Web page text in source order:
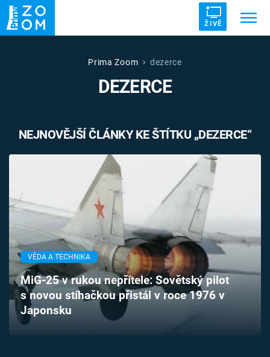
ŽIVĚ
UFO DRUHÁ SVĚTOVÁ VÁLKA
VETŘELCI DÁVNOVĚKU
Témata
Pořady
TV Program
Časopis
Sledujte prima+
Prima Zoom dezerce
DEZERCE
NEJNOVĚJŠÍ ČLÁNKY KE ŠTÍTKU „DEZERCE“
VĚDA A TECHNIKA
MiG-25 v rukou nepřítele: Sovětský pilot
s novou stíhačkou přistál v roce 1976 v
Japonsku